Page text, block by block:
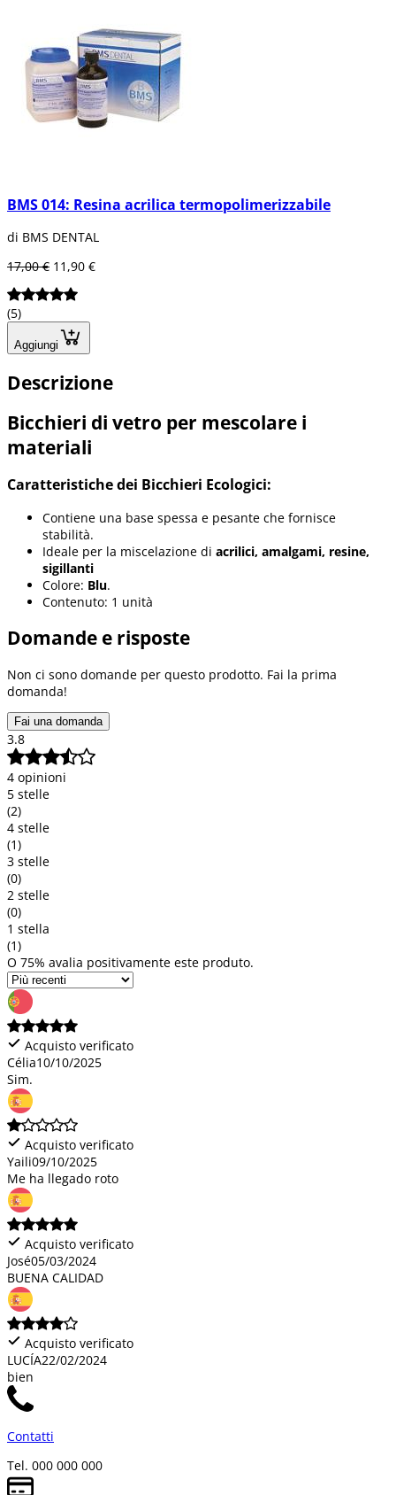
BMS 014: Resina acrilica termopolimerizzabile
di BMS DENTAL
17,00 € 11,90 €
(5)
Aggiungi
Descrizione
Bicchieri di vetro per mescolare i
materiali
Caratteristiche dei Bicchieri Ecologici:
Contiene una base spessa e pesante che fornisce
stabilità.
Ideale per la miscelazione di acrilici, amalgami, resine,
sigillanti
Colore: Blu.
Contenuto: 1 unità
Domande e risposte
Non ci sono domande per questo prodotto. Fai la prima
domanda!
Fai una domanda
3.8
4 opinioni
5 stelle
(2)
4 stelle
(1)
3 stelle
(0)
2 stelle
(0)
1 stella
(1)
O 75% avalia positivamente este produto.
Acquisto verificato
Célia10/10/2025
Sim.
Acquisto verificato
Yaili09/10/2025
Me ha llegado roto
Acquisto verificato
José05/03/2024
BUENA CALIDAD
Acquisto verificato
LUCÍA22/02/2024
bien
Contatti
Tel. 000 000 000